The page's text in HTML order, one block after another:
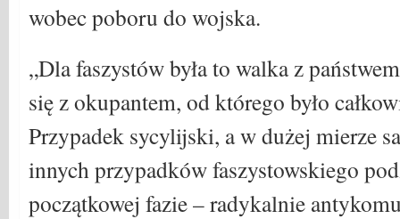
wobec poboru do wojska.
„Dla faszystów była to walka z
się z okupantem, od którego było
Przypadek sycylijski, a w dużej mierze
innych przypadków faszystowskiego
początkowej fazie – radykalnie